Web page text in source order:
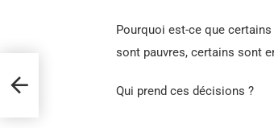
Pourquoi est-ce que
sont pauvres, certains sont
Qui prend ces décisions ?